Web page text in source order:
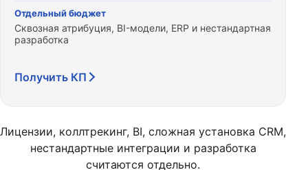
Отдельный бюджет
Сквозная атрибуция, BI-модели, ERP и нестандартная
разработка
Получить КП
Лицензии, коллтрекинг, BI, сложная установка CRM,
нестандартные интеграции и разработка
считаются отдельно.